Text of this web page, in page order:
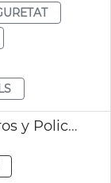
Balance datos Fallas Bomberos y Policía Local València